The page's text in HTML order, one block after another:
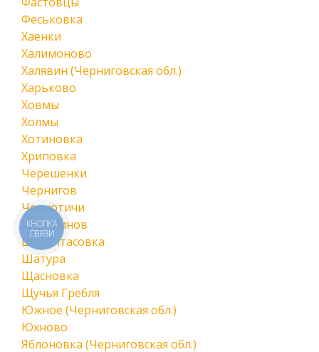
Феськовка
Хаенки
Халимоново
Халявин (Черниговская обл.)
Харьково
Ховмы
Холмы
Хотиновка
Хриповка
Черешенки
Чернигов
Чернотичи
Шабалинов
Шаболтасовка
Шатура
Щасновка
Щучья Гребля
Южное (Черниговская обл.)
Юхново
Яблоновка (Черниговская обл.)
КНОПКА
СВЯЗИ